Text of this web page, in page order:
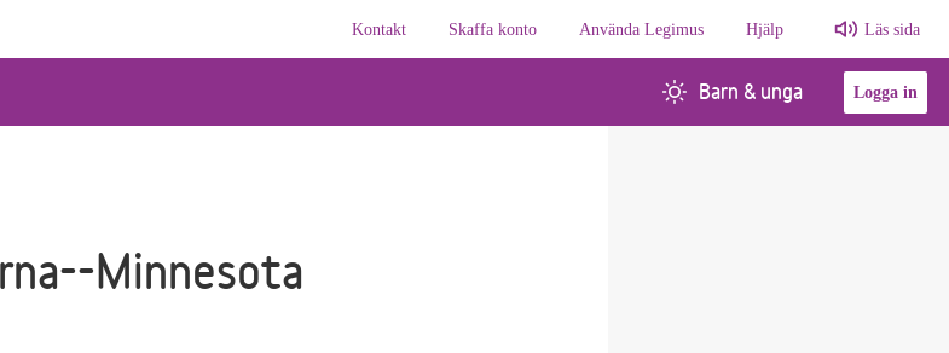
Kontakt
Skaffa konto Använda Legimus Hjälp Läs sida
Barn & unga Logga in
Minnesota